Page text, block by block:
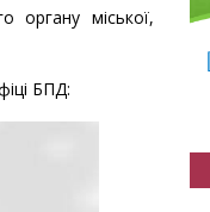
органу міської,
БПД: